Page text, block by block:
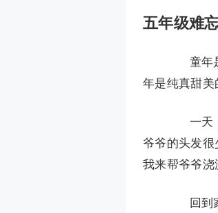
五年级难
童年是
年是纯真甜美
一天，
爷爷的头发
我来帮爷爷浇
回到家